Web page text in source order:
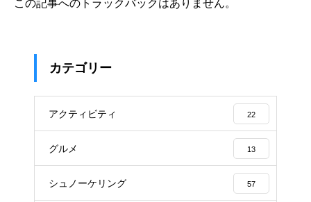
この記事へのトラックバックはありません。
カテゴリー
アクティビティ 22
グルメ 13
シュノーケリング 57